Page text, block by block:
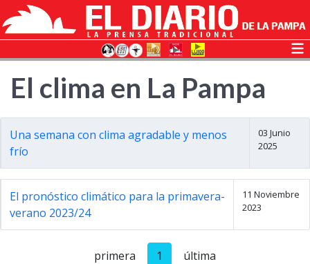
El clima en La Pampa
Una semana con clima agradable y menos
frío
03 Junio
2025
El pronóstico climático para la primavera-
verano 2023/24
11 Noviembre
2023
primera 1 última